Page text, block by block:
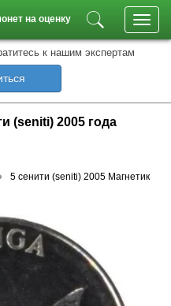
на оценку
к нашим экспертам
(seniti) 2005 года
5 сенити (seniti) 2005 Магнетик